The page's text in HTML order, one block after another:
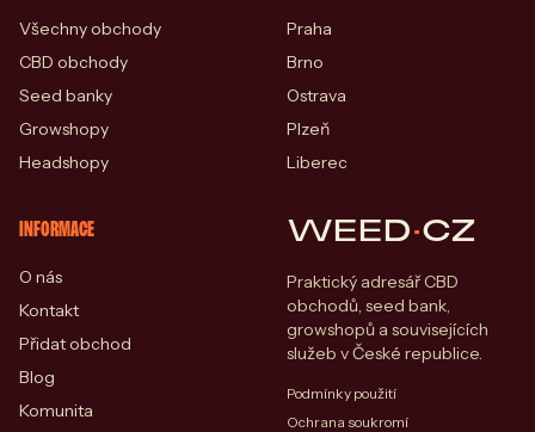
Všechny obchody
CBD obchody
Seed banky
Growshopy
Headshopy
Praha
Brno
Ostrava
Plzeň
Liberec
INFORMACE
O nás
Kontakt
Přidat obchod
Blog
Komunita
WEED·CZ
Praktický adresář CBD
obchodů, seed bank,
growshopů a souvisejících
služeb v České republice.
Podmínky použití
Ochrana soukromí